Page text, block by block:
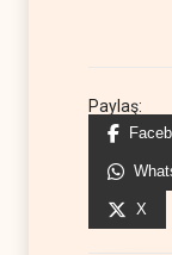
Paylaş:
X